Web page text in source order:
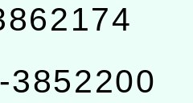
3852200